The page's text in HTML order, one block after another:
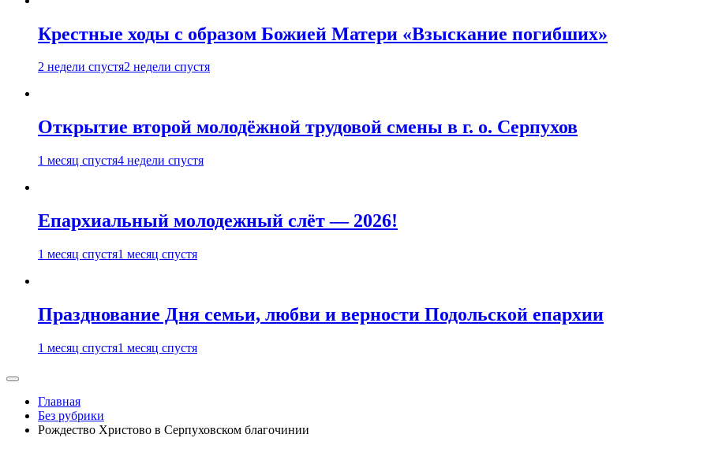
Крестные ходы с образом Божией Матери «Взыскание погибших»
2 недели спустя2 недели спустя
Открытие второй молодёжной трудовой смены в г. о. Серпухов
1 месяц спустя4 недели спустя
Епархиальный молодежный слёт — 2026!
1 месяц спустя1 месяц спустя
Празднование Дня семьи, любви и верности Подольской епархии
1 месяц спустя1 месяц спустя
Главная
Без рубрики
Рождество Христово в Серпуховском благочинии